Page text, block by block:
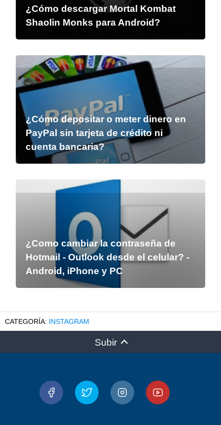
¿Cómo descargar Mortal Kombat
Shaolin Monks para Android?
¿Cómo depositar o meter dinero en
PayPal sin tarjeta de crédito ni
cuenta bancaria?
¿Como cambiar la contraseña de
Hotmail - Outlook desde el celular? -
Android, iPhone y PC
INSTAGRAM
Subir